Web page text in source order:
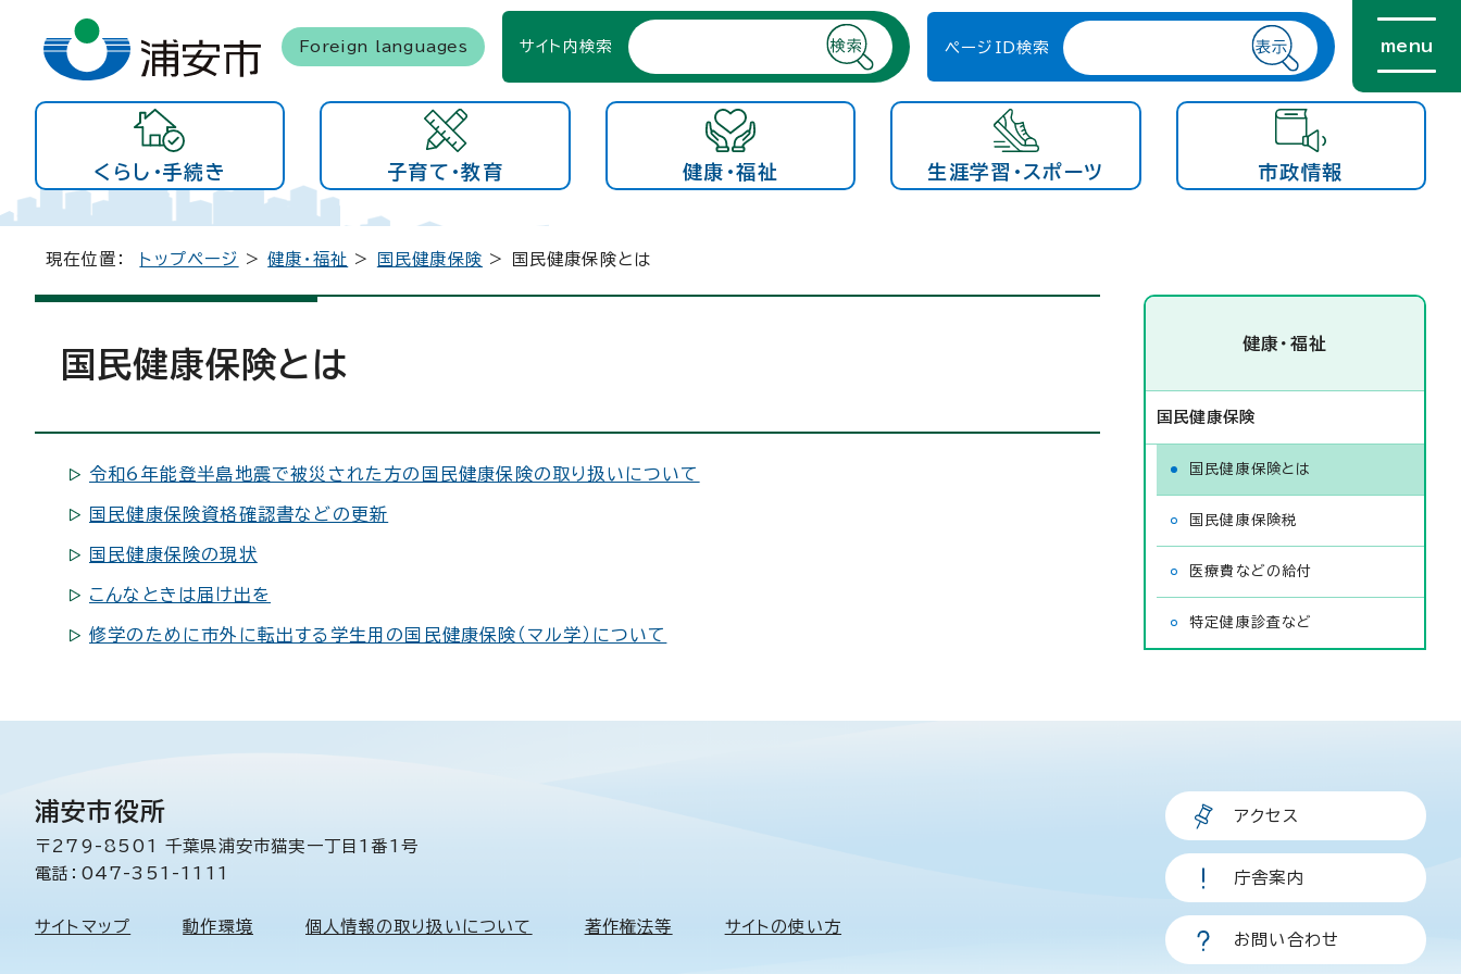
Foreign languages サイト内検索 ページID検索 menu
くらし・手続き 子育て・教育 健康・福祉 生涯学習・スポーツ 市政情報
現在位置： トップページ >健康・福祉 > 国民健康保険 > 国民健康保険とは
国民健康保険とは
令和6年能登半島地震で被災された方の国民健康保険の取り扱いについて
国民健康保険資格確認書などの更新
国民健康保険の現状
こんなときは届け出を
修学のために市外に転出する学生用の国民健康保険（マル学）について
健康・福祉
国民健康保険
国民健康保険とは
国民健康保険税
医療費などの給付
特定健康診査など
浦安市役所
〒279-8501 千葉県浦安市猫実一丁目1番1号
電話：047-351-1111
サイトマップ 動作環境 個人情報の取り扱いについて 著作権法等 サイトの使い方
アクセス
庁舎案内
お問い合わせ